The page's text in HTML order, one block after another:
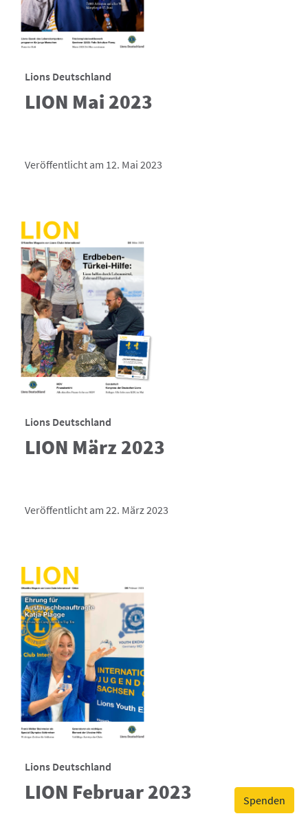
Spenden
Lions Deutschland
LION Mai 2023
Veröffentlicht am 12. Mai 2023
Lions Deutschland
LION März 2023
Veröffentlicht am 22. März 2023
Lions Deutschland
LION Februar 2023